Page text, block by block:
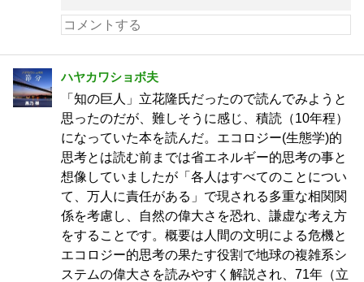
ハヤカワショボ夫
「知の巨人」立花隆氏だったので読んでみようと
思ったのだが、難しそうに感じ、積読（10年程）
になっていた本を読んだ。エコロジー(生態学)的
思考とは読む前までは省エネルギー的思考の事と
想像していましたが「各人はすべてのことについ
て、万人に責任がある」で現される多重な相関関
係を考慮し、自然の偉大さを恐れ、謙虚な考え方
をすることです。概要は人間の文明による危機と
エコロジー的思考の果たす役割で地球の複雑系シ
ステムの偉大さを読みやすく解説され、71年（立